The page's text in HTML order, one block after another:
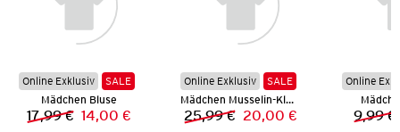
Online Exklusiv
SALE
Mädchen Bluse
Vorheriger Preis:
17,99 € Neuer Preis:
14,00 €
Online Exklusiv
SALE
Mädchen Musselin-Kleid
Vorheriger Preis:
25,99 € Neuer Preis:
20,00 €
Online
9,99 €